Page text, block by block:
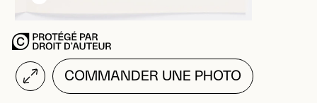
COMMANDER UNE PHOTO